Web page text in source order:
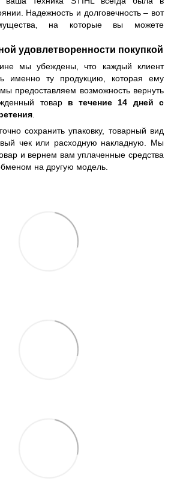
Надежность и долговечность – вот
на которые вы можете
удовлетворенности покупкой
мы убеждены, что каждый клиент
именно ту продукцию, которая ему
предоставляем возможность вернуть
товар в течение 14 дней с
сохранить упаковку, товарный вид
чек или расходную накладную. Мы
и вернем вам уплаченные средства
на другую модель.